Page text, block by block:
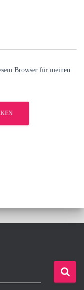
Browser für meinen